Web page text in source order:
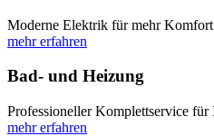
Moderne Elektrik für mehr
mehr erfahren
Bad- und Heizung
Professioneller Komplettservice
mehr erfahren